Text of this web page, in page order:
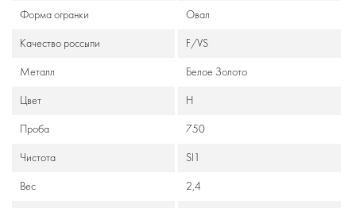
Формa огранки Овал
Качество россыпи F/VS
Металл Белое Золото
Цвет Н
Проба 750
Чистота SI1
Вес 2,4